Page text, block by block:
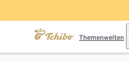
Themenwelten